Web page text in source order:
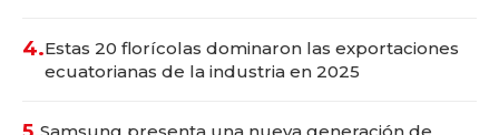
4.Estas 20 florícolas dominaron las exportaciones
ecuatorianas de la industria en 2025
Samsung presenta una nueva generación de